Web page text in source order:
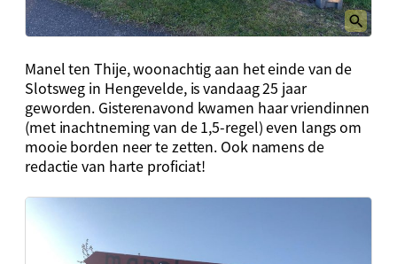
Manel ten Thije, woonachtig aan het einde van de
Slotsweg in Hengevelde, is vandaag 25 jaar
geworden. Gisterenavond kwamen haar vriendinnen
(met inachtneming van de 1,5-regel) even langs om
mooie borden neer te zetten. Ook namens de
redactie van harte proficiat!